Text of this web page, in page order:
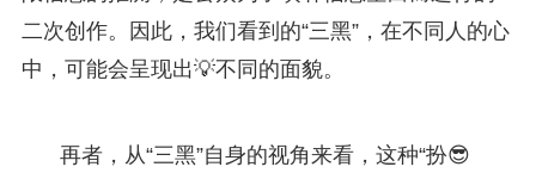
二次创作。因此，我们看到的“三黑”，在不同人的心
中，可能会呈现出💡不同的面貌。
再者，从“三黑”自身的视角来看，这种“扮😎